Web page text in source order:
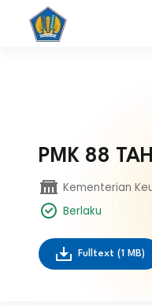
PMK 88
Kementerian
Berlaku
Fulltext (1 MB)